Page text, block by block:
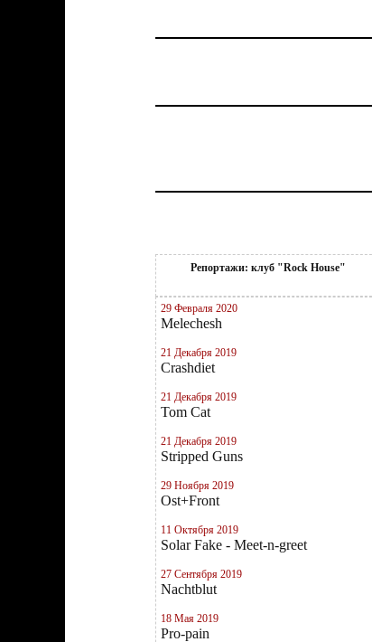
Репортажи: клуб "Rock House"
29 Февраля 2020
Melechesh
21 Декабря 2019
Crashdiet
21 Декабря 2019
Tom Cat
21 Декабря 2019
Stripped Guns
29 Ноября 2019
Ost+Front
11 Октября 2019
Solar Fake - Meet-n-greet
27 Сентября 2019
Nachtblut
18 Мая 2019
Pro-pain